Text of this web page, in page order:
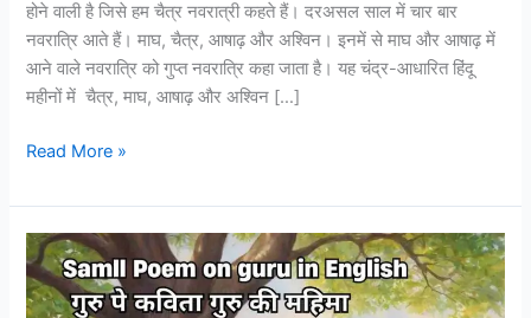
होने वाली है जिसे हम चैत्र नवरात्री कहते हैं। दरअसल साल में चार बार
नवरात्रि आते हैं। माघ, चैत्र, आषाढ़ और अश्विन। इनमें से माघ और आषाढ़ में
आने वाले नवरात्रि को गुप्त नवरात्रि कहा जाता है। यह चंद्र-आधारित हिंदू
महीनों में चैत्र, माघ, आषाढ़ और अश्विन […]
Read More »
Top
10
small